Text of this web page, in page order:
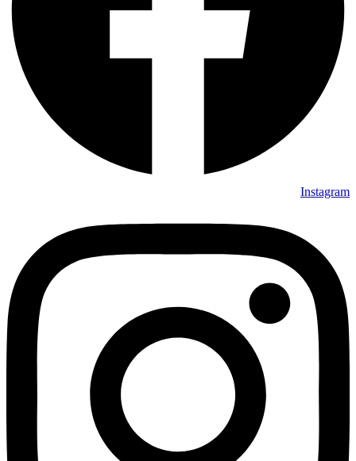
Instagram